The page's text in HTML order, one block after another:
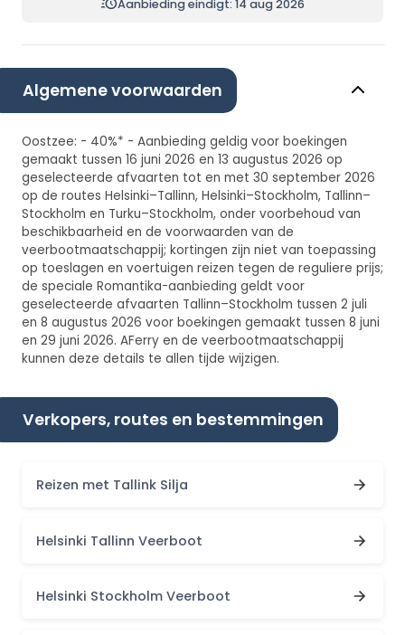
Aanbieding eindigt: 14 aug 2026
Algemene voorwaarden
Oostzee: - 40%* - Aanbieding geldig voor boekingen
gemaakt tussen 16 juni 2026 en 13 augustus 2026 op
geselecteerde afvaarten tot en met 30 september 2026
op de routes Helsinki–Tallinn, Helsinki–Stockholm, Tallinn–
Stockholm en Turku–Stockholm, onder voorbehoud van
beschikbaarheid en de voorwaarden van de
veerbootmaatschappij; kortingen zijn niet van toepassing
op toeslagen en voertuigen reizen tegen de reguliere prijs;
de speciale Romantika-aanbieding geldt voor
geselecteerde afvaarten Tallinn–Stockholm tussen 2 juli
en 8 augustus 2026 voor boekingen gemaakt tussen 8 juni
en 29 juni 2026. AFerry en de veerbootmaatschappij
kunnen deze details te allen tijde wijzigen.
Verkopers, routes en bestemmingen
Reizen met Tallink Silja
Helsinki Tallinn Veerboot
Helsinki Stockholm Veerboot